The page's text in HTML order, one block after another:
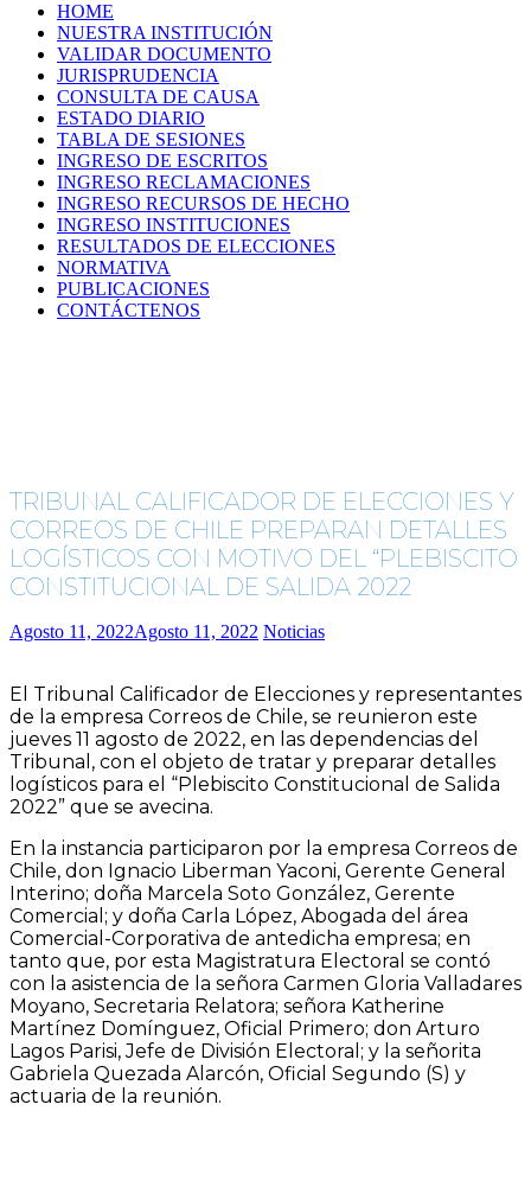
HOME
NUESTRA INSTITUCIÓN
VALIDAR DOCUMENTO
JURISPRUDENCIA
CONSULTA DE CAUSA
ESTADO DIARIO
TABLA DE SESIONES
INGRESO DE ESCRITOS
INGRESO RECLAMACIONES
INGRESO RECURSOS DE HECHO
INGRESO INSTITUCIONES
RESULTADOS DE ELECCIONES
NORMATIVA
PUBLICACIONES
CONTÁCTENOS
TRIBUNAL CALIFICADOR DE ELECCIONES Y
CORREOS DE CHILE PREPARAN DETALLES
LOGÍSTICOS CON MOTIVO DEL “PLEBISCITO
CONSTITUCIONAL DE SALIDA 2022
Agosto 11, 2022Agosto 11, 2022 Noticias
El Tribunal Calificador de Elecciones y representantes
de la empresa Correos de Chile, se reunieron este
jueves 11 agosto de 2022, en las dependencias del
Tribunal, con el objeto de tratar y preparar detalles
logísticos para el “Plebiscito Constitucional de Salida
2022” que se avecina.
En la instancia participaron por la empresa Correos de
Chile, don Ignacio Liberman Yaconi, Gerente General
Interino; doña Marcela Soto González, Gerente
Comercial; y doña Carla López, Abogada del área
Comercial-Corporativa de antedicha empresa; en
tanto que, por esta Magistratura Electoral se contó
con la asistencia de la señora Carmen Gloria Valladares
Moyano, Secretaria Relatora; señora Katherine
Martínez Domínguez, Oficial Primero; don Arturo
Lagos Parisi, Jefe de División Electoral; y la señorita
Gabriela Quezada Alarcón, Oficial Segundo (S) y
actuaria de la reunión.